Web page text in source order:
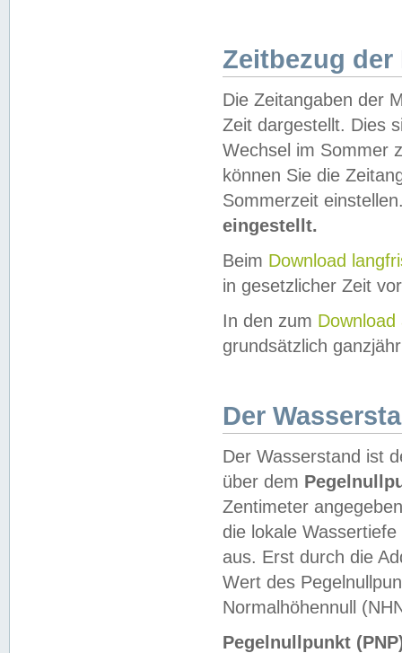
Zeitbezug der
Die Zeitangaben der
Zeit dargestellt. Dies
Wechsel im Sommer
können Sie die
Sommerzeit
eingestellt.
Beim Download
in gesetzlicher Zeit
In den zum Download
grundsätzlich
Der
Der Wasserstand ist
über dem
Zentimeter
die lokale
aus. Erst durch die
Wert des
Normalhöhennull
Pegelnullpunkt